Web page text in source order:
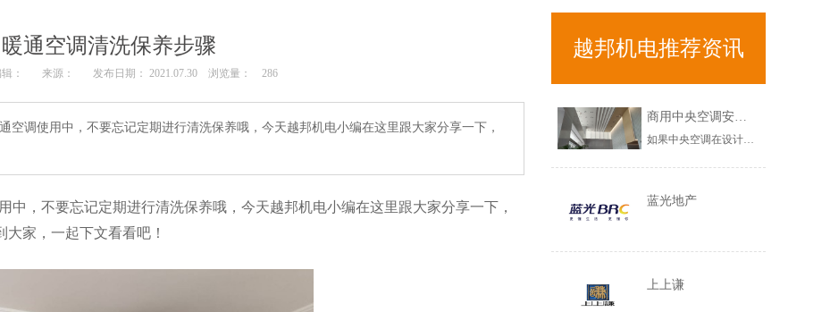
暖通空调清洗保养步骤
： 来源： 发布日期： 2021.07.30 浏览量： 286
空调使用中，不要忘记定期进行清洗保养哦，今天越邦机电小编在这里跟大家分享一下，
中，不要忘记定期进行清洗保养哦，今天越邦机电小编在这里跟大家分享一下，
家，一起下文看看吧！
越邦机电推荐资讯
商用中央空调安装不当，会出现哪些问题？
如果中央空调在设计以及安装环节，出现问题的话，那需要在中央空调调试验收环节，注意以下几个问题，希望对您有所帮助！商用中央空调安装不当，会出现哪些问题？1、商用中央空调漏水问题如果在调试环节，发现商用中央空调出现漏水的情况，需要立马修复，这不是中央空调正常使用现象，而是中央空调安装不规范造成的，......
蓝光地产
上上谦